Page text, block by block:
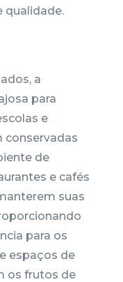
qualidade.
a
para
e
conservadas
de
e cafés
suas
para os
espaços de
os frutos de